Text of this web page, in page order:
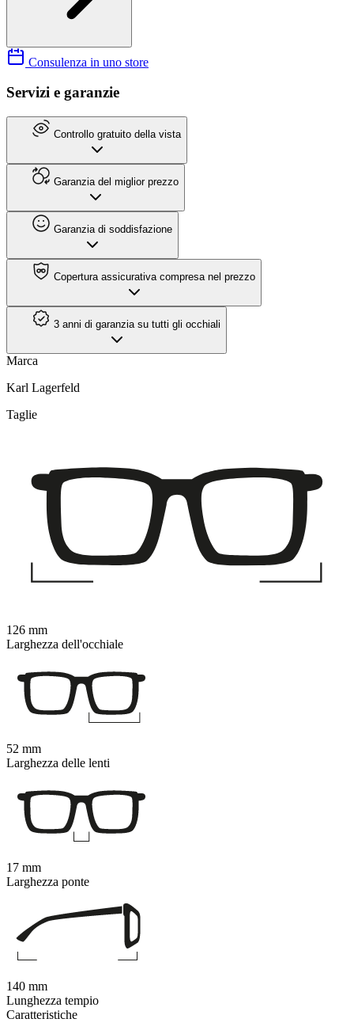
Consulenza in uno store
Servizi e garanzie
Controllo gratuito della vista
Garanzia del miglior prezzo
Garanzia di soddisfazione
Copertura assicurativa compresa nel prezzo
3 anni di garanzia su tutti gli occhiali
Marca
Karl Lagerfeld
Caratteristiche
Taglie
126 mm
Larghezza dell'occhiale
52 mm
Larghezza delle lenti
17 mm
Larghezza ponte
140 mm
Lunghezza tempio